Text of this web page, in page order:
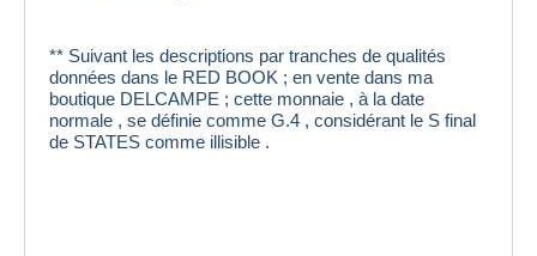
** Suivant les descriptions par tranches de qualités
données dans le RED BOOK ; en vente dans ma
boutique DELCAMPE ; cette monnaie , à la date
normale , se définie comme G.4 , considérant le S final
de STATES comme illisible .